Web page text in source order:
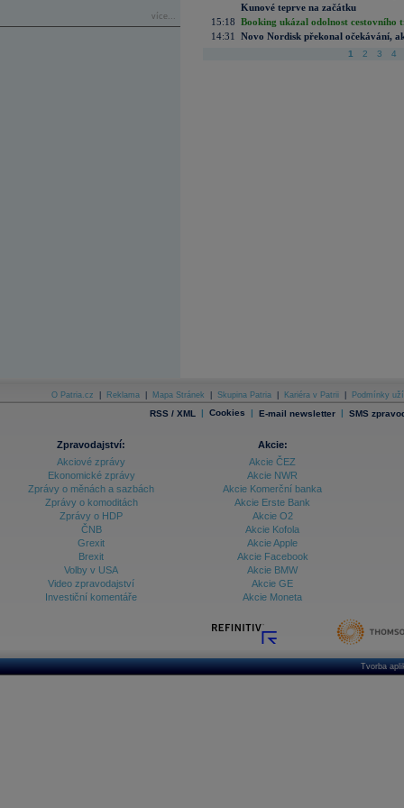
více...
Kunové teprve na začátku
15:18 Booking ukázal odolnost cestovního
14:31
Novo Nordisk překonal očekávání,
1 2 3 4
O Patria.cz Reklama Mapa Stránek Skupina Patria Kariéra v Patrii Podmínky
RSS / XML | Cookies | E-mail newsletter | SMS
Zpravodajství:
Akciové zprávy
Ekonomické zprávy
Zprávy o měnách a sazbách
Zprávy o komoditách
Zprávy o HDP
ČNB
Grexit
Brexit
Volby v USA
Video zpravodajství
Investiční komentáře
Akcie:
Akcie ČEZ
Akcie NWR
Akcie Komerční banka
Akcie Erste Bank
Akcie O2
Akcie Kofola
Akcie Apple
Akcie Facebook
Akcie BMW
Akcie GE
Akcie Moneta
Tvorba